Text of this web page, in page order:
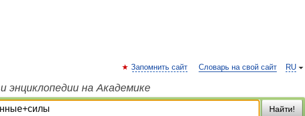
RU
Запомнить сайт Словарь на свой сайт
энциклопедии на Академике
Найти!